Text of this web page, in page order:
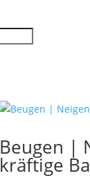
Beugen |
kräftige